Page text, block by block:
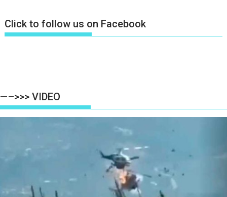
Click to follow us on Facebook
—–>>> VIDEO